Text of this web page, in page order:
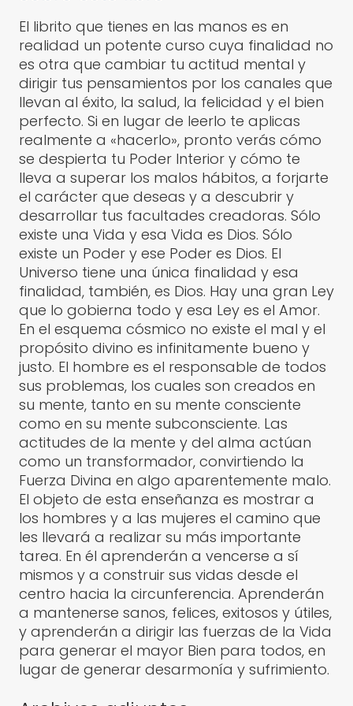
El librito que tienes en las manos es en
realidad un potente curso cuya finalidad no
es otra que cambiar tu actitud mental y
dirigir tus pensamientos por los canales que
llevan al éxito, la salud, la felicidad y el bien
perfecto. Si en lugar de leerlo te aplicas
realmente a «hacerlo», pronto verás cómo
se despierta tu Poder Interior y cómo te
lleva a superar los malos hábitos, a forjarte
el carácter que deseas y a descubrir y
desarrollar tus facultades creadoras. Sólo
existe una Vida y esa Vida es Dios. Sólo
existe un Poder y ese Poder es Dios. El
Universo tiene una única finalidad y esa
finalidad, también, es Dios. Hay una gran Ley
que lo gobierna todo y esa Ley es el Amor.
En el esquema cósmico no existe el mal y el
propósito divino es infinitamente bueno y
justo. El hombre es el responsable de todos
sus problemas, los cuales son creados en
su mente, tanto en su mente consciente
como en su mente subconsciente. Las
actitudes de la mente y del alma actúan
como un transformador, convirtiendo la
Fuerza Divina en algo aparentemente malo.
El objeto de esta enseñanza es mostrar a
los hombres y a las mujeres el camino que
les llevará a realizar su más importante
tarea. En él aprenderán a vencerse a sí
mismos y a construir sus vidas desde el
centro hacia la circunferencia. Aprenderán
a mantenerse sanos, felices, exitosos y útiles,
y aprenderán a dirigir las fuerzas de la Vida
para generar el mayor Bien para todos, en
lugar de generar desarmonía y sufrimiento.